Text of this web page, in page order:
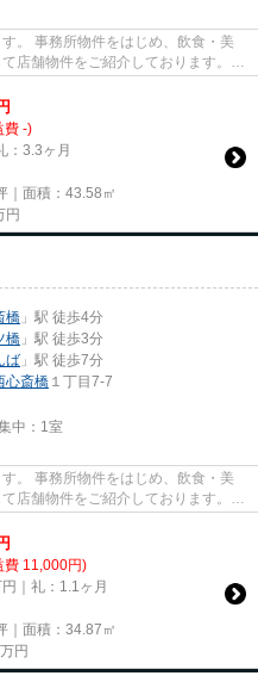
。 事務所物件をはじめ、飲食・美
店舗物件をご紹介しております。
費 -)
：3.3ヶ月
｜面積：43.58㎡
円
橋 」駅 徒歩4分
橋 」駅 徒歩3分
ば 」駅 徒歩7分
心斎橋 １丁目7-7
中： 1室
。 事務所物件をはじめ、飲食・美
店舗物件をご紹介しております。
費 11,000円)
｜礼：1.1ヶ月
｜面積：34.87㎡
万円